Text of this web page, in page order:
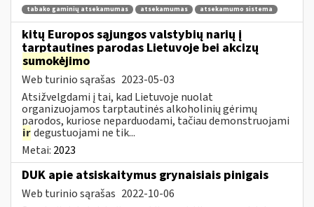
tabako gaminių atsekamumas atsekamumas atsekamumo sistema
kitų Europos sąjungos valstybių narių į
tarptautines parodas Lietuvoje bei akcizų
sumokėjimo
Web turinio sąrašas 2023-05-03
Atsižvelgdami į tai, kad Lietuvoje nuolat
organizuojamos tarptautinės alkoholinių gėrimų
parodos, kuriose neparduodami, tačiau demonstruojami
irdegustuojami ne tik...
Metai: 2023
DUK apie atsiskaitymus grynaisiais pinigais
Web turinio sąrašas 2022-10-06